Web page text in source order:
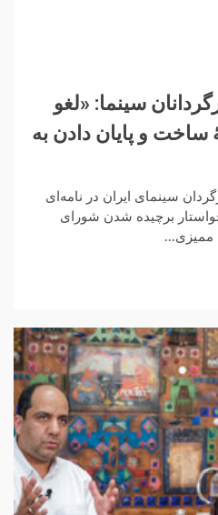
سینما: «لغو
و پایان دادن به
کانون کارگردان سینمای ایران در نامه‌ای
برچیده شدن شورای
ممیزی...